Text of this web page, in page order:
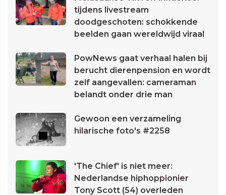
tijdens livestream
doodgeschoten: schokkende
beelden gaan wereldwijd viraal
PowNews gaat verhaal halen bij
berucht dierenpension en wordt
zelf aangevallen: cameraman
belandt onder drie man
Gewoon een verzameling
hilarische foto's #2258
'The Chief' is niet meer:
Nederlandse hiphoppionier
Tony Scott (54) overleden